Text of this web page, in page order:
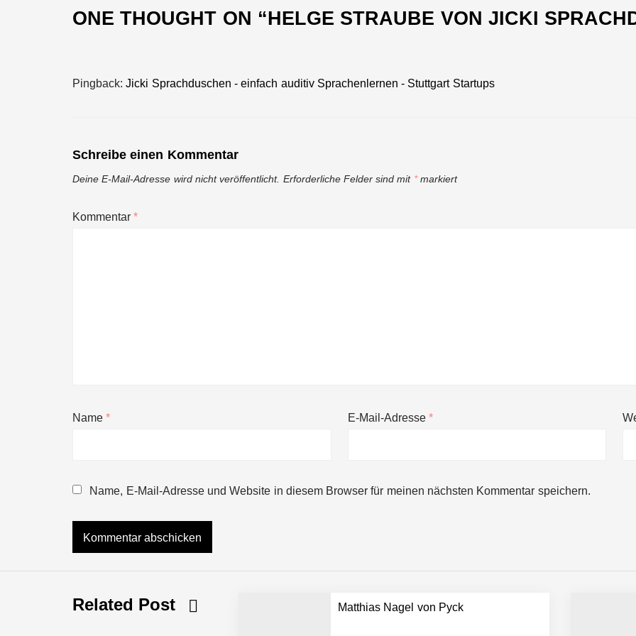
ONE THOUGHT ON “HELGE STRAUBE VON JICKI
Pingback:Jicki Sprachduschen - einfach auditiv Sprachenlernen - Stuttgart Startups
Schreibe einen Kommentar
Deine E-Mail-Adresse wird nicht veröffentlicht. Erforderliche Felder sind mit *markiert
Kommentar*
Name* E-Mail-Adresse *
Name, E-Mail-Adresse und Website in diesem Browser für meinen nächsten Kommentar speichern.
Related Post Matthias Nagel von Pyck
Simulationsdienstleistung in Minuten statt Wochen: FiniteNow ermöglicht sofortige Angebotskalkulation für